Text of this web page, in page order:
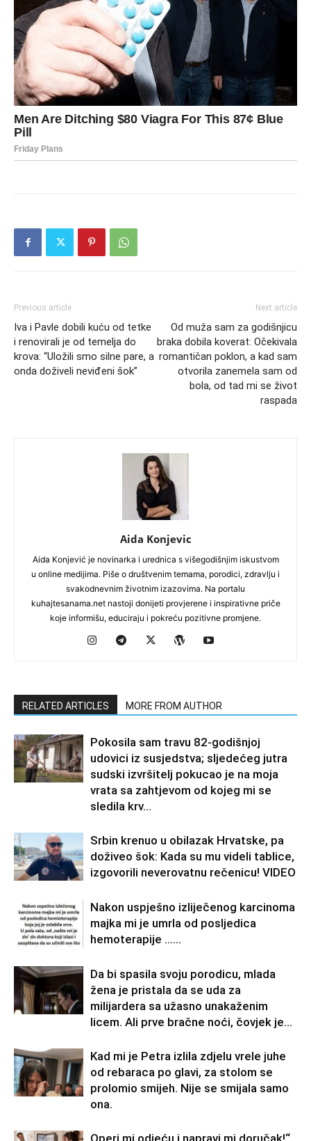
Previous article
Iva i Pavle dobili kuću od tetke
i renovirali je od temelja do
krova: “Uložili smo silne pare, a
onda doživeli neviđeni šok”
Next article
Od muža sam za godišnjicu
braka dobila koverat: Očekivala
romantičan poklon, a kad sam
otvorila zanemela sam od
bola, od tad mi se život
raspada
Aida Konjevic
Aida Konjević je novinarka i urednica s višegodišnjim iskustvom
u online medijima. Piše o društvenim temama, porodici, zdravlju i
svakodnevnim životnim izazovima. Na portalu
kuhajtesanama.net nastoji donijeti provjerene i inspirativne priče
koje informišu, educiraju i pokreću pozitivne promjene.
RELATED ARTICLES MORE FROM AUTHOR
Pokosila sam travu 82-godišnjoj
udovici iz susjedstva; sljedećeg jutra
sudski izvršitelj pokucao je na moja
vrata sa zahtjevom od kojeg mi se
sledila krv...
Srbin krenuo u obilazak Hrvatske, pa
doživeo šok: Kada su mu videli tablice,
izgovorili neverovatnu rečenicu! VIDEO
Nakon uspješno izliječenog karcinoma
majka mi je umrla od posljedica
hemoterapije ……
Da bi spasila svoju porodicu, mlada
žena je pristala da se uda za
milijardera sa užasno unakaženim
licem. Ali prve bračne noći, čovjek je...
Kad mi je Petra izlila zdjelu vrele juhe
od rebaraca po glavi, za stolom se
prolomio smijeh. Nije se smijala samo
ona.